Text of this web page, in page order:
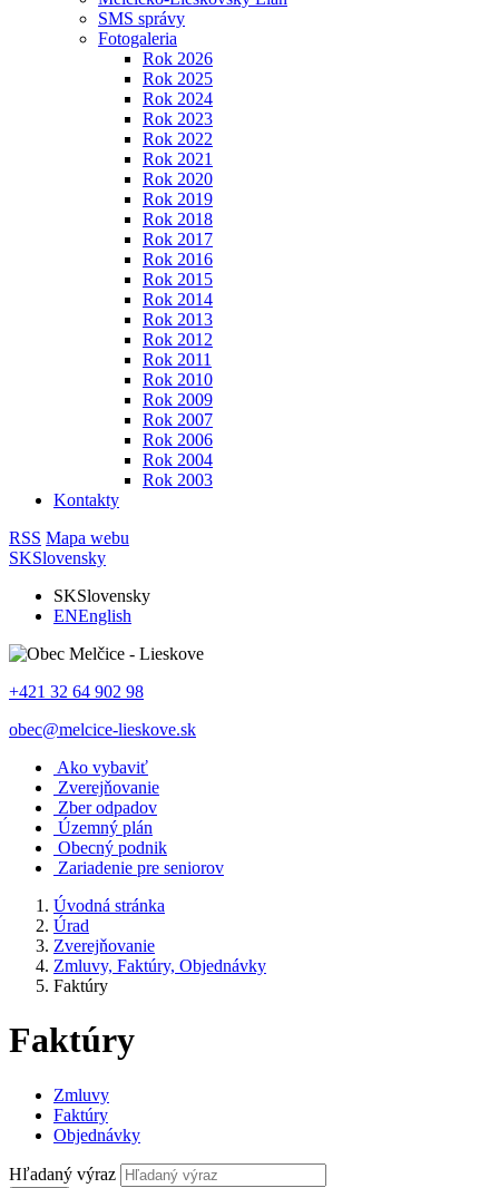
SMS správy
Fotogaleria
Rok 2026
Rok 2025
Rok 2024
Rok 2023
Rok 2022
Rok 2021
Rok 2020
Rok 2019
Rok 2018
Rok 2017
Rok 2016
Rok 2015
Rok 2014
Rok 2013
Rok 2012
Rok 2011
Rok 2010
Rok 2009
Rok 2007
Rok 2006
Rok 2004
Rok 2003
Kontakty
RSS Mapa webu
SKSlovensky
SKSlovensky
ENEnglish
+421 32 64 902 98
obec@melcice-lieskove.sk
Ako vybaviť
Zverejňovanie
Zber odpadov
Územný plán
Obecný podnik
Zariadenie pre seniorov
Úvodná stránka
Úrad
Zverejňovanie
Zmluvy, Faktúry, Objednávky
Faktúry
Faktúry
Zmluvy
Faktúry
Objednávky
Hľadaný výraz